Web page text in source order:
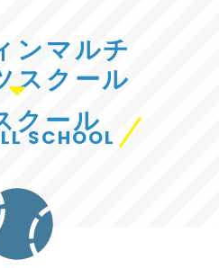
ンマルチ
スクール
クール
SCHOOL